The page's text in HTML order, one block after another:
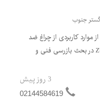
جنوب
موارد کاربردی از چراغ ضد
انفجار ZUKE در بحث بازرسی فنی و
هستند . نمونه مطرح از
ضد انفجار در حوزه بازرسی
3 روز پیش
02144584619